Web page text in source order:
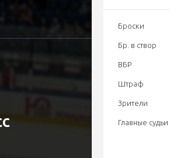
Броски
Бр. в створ
ВБР
Штраф
Зрители
Главные судьи